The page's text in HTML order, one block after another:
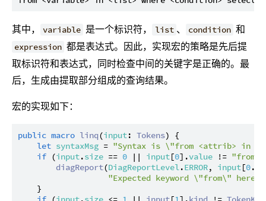
其中， variable 是一个标识符， list 、 condition 和
expression 都是表达式。因此，实现宏的策略是先后提
取标识符和表达式，同时检查中间的关键字是正确的。最
后，生成由提取部分组成的查询结果。
宏的实现如下：
public macro linq(input: Tokens) {
let syntaxMsg = "Syntax is \"from <attrib> in
if (input.size == 0 || input[0].value != "from"
diagReport(DiagReportLevel.ERROR, input[0..
"Expected keyword \"from\" here."
    }